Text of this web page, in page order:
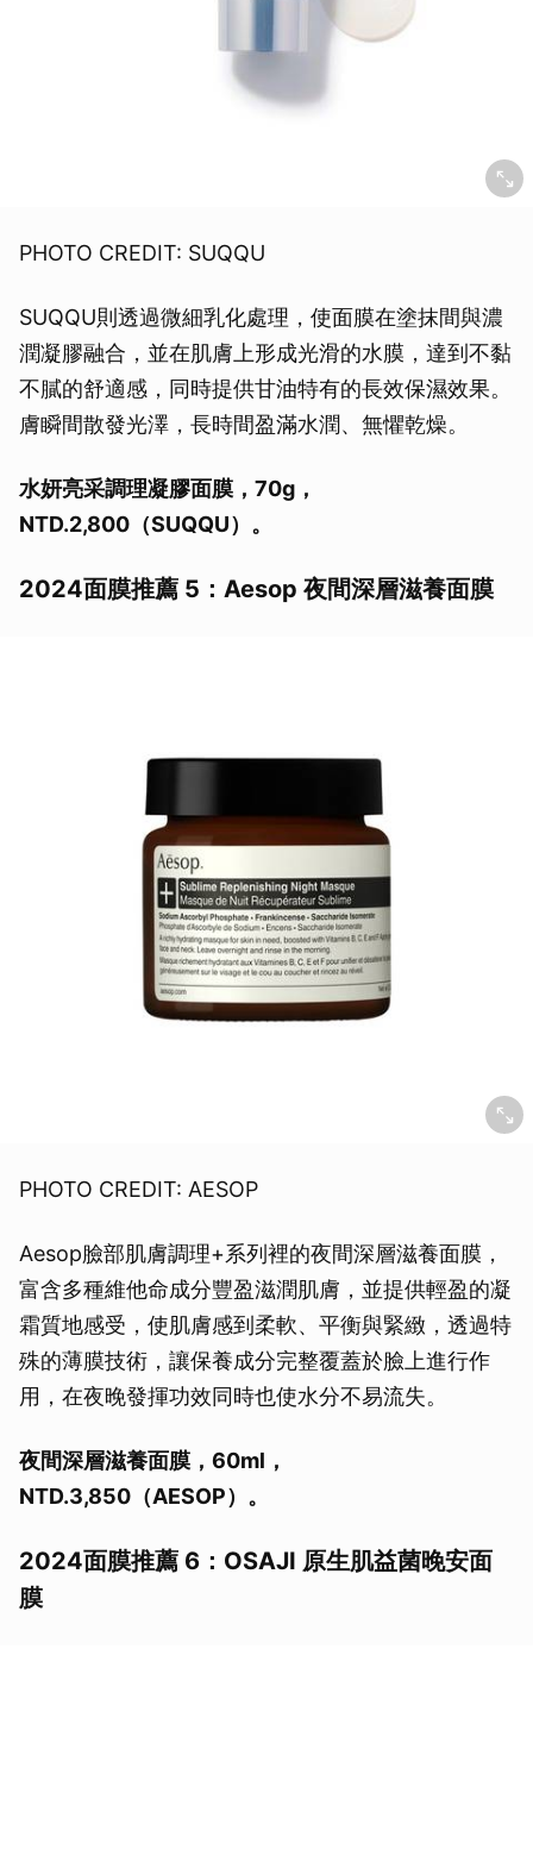
PHOTO CREDIT: SUQQU
SUQQU則透過微細乳化處理，使面膜在塗抹間與濃
潤凝膠融合，並在肌膚上形成光滑的水膜，達到不黏
不膩的舒適感，同時提供甘油特有的長效保濕效果。
膚瞬間散發光澤，長時間盈滿水潤、無懼乾燥。
水妍亮采調理凝膠面膜，70g，
NTD.2,800（SUQQU）。
2024面膜推薦 5：Aesop 夜間深層滋養面膜
PHOTO CREDIT: AESOP
Aesop臉部肌膚調理+系列裡的夜間深層滋養面膜，
富含多種維他命成分豐盈滋潤肌膚，並提供輕盈的凝
霜質地感受，使肌膚感到柔軟、平衡與緊緻，透過特
殊的薄膜技術，讓保養成分完整覆蓋於臉上進行作
用，在夜晚發揮功效同時也使水分不易流失。
夜間深層滋養面膜，60ml，
NTD.3,850（AESOP）。
2024面膜推薦 6：OSAJI 原生肌益菌晚安面
膜